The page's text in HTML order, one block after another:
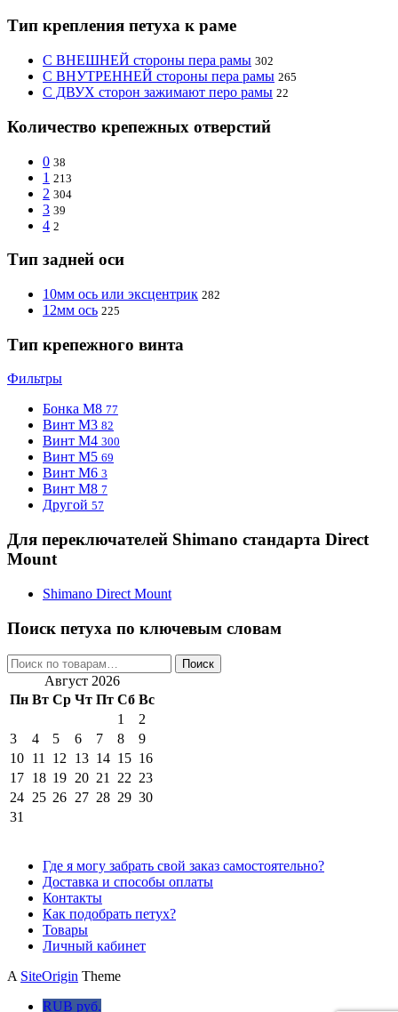
Тип крепления петуха к раме
С ВНЕШНЕЙ стороны пера рамы 302
С ВНУТРЕННЕЙ стороны пера рамы 265
С ДВУХ сторон зажимают перо рамы 22
Количество крепежных отверстий
0 38
1 213
2 304
3 39
4 2
Тип задней оси
10мм ось или эксцентрик 282
12мм ось 225
Тип крепежного винта
Фильтры
Бонка M8 77
Винт M3 82
Винт M4 300
Винт M5 69
Винт М6 3
Винт М8 7
Другой 57
Для переключателей Shimano стандарта Direct
Mount
Shimano Direct Mount
Поиск петуха по ключевым словам
Искать: Поиск
Август 2026
Пн Вт Ср Чт Пт Сб Вс
1
2
3
4 5 6 7 8
9
10 11 12 13 14 15 16
17 18 19 20 21 22 23
24 25 26 27 28 29 30
31
Где я могу забрать свой заказ самостоятельно?
Доставка и способы оплаты
Контакты
Как подобрать петух?
Товары
Личный кабинет
A SiteOrigin Theme
RUB руб.